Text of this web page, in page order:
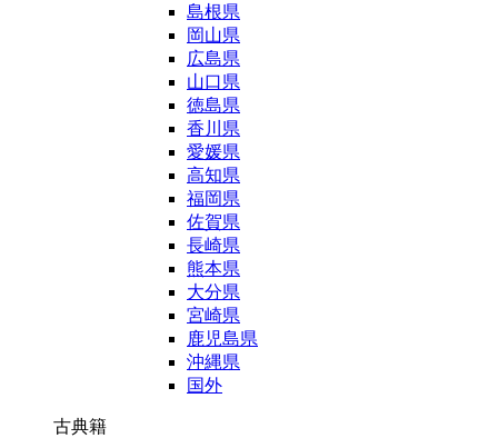
島根県
岡山県
広島県
山口県
徳島県
香川県
愛媛県
高知県
福岡県
佐賀県
長崎県
熊本県
大分県
宮崎県
鹿児島県
沖縄県
国外
古典籍